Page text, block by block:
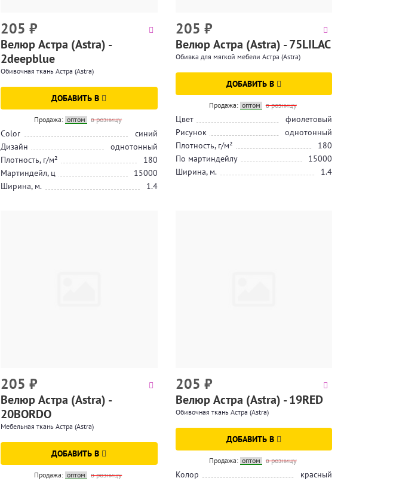
205 ₽
Велюр Астра (Astra) -
2deepblue
Обивочная ткань Астра (Astra)
ДОБАВИТЬ В
Продажа: оптом в розницу
Color
синий
Дизайн
однотонный
Плотность, г/м²
180
Мартиндейл, ц
15000
Ширина, м.
1.4
205 ₽
Велюр Астра (Astra) - 75LILAC
Обивка для мягкой мебели Астра (Astra)
ДОБАВИТЬ В
Продажа: оптом в розницу
Цвет
фиолетовый
Рисунок
однотонный
Плотность, г/м²
180
По мартиндейлу
15000
Ширина, м.
1.4
205 ₽
Велюр Астра (Astra) -
20BORDO
Мебельная ткань Астра (Astra)
ДОБАВИТЬ В
Продажа: оптом в розницу
205 ₽
Велюр Астра (Astra) - 19RED
Обивочная ткань Астра (Astra)
ДОБАВИТЬ В
Продажа: оптом в розницу
Колор
красный